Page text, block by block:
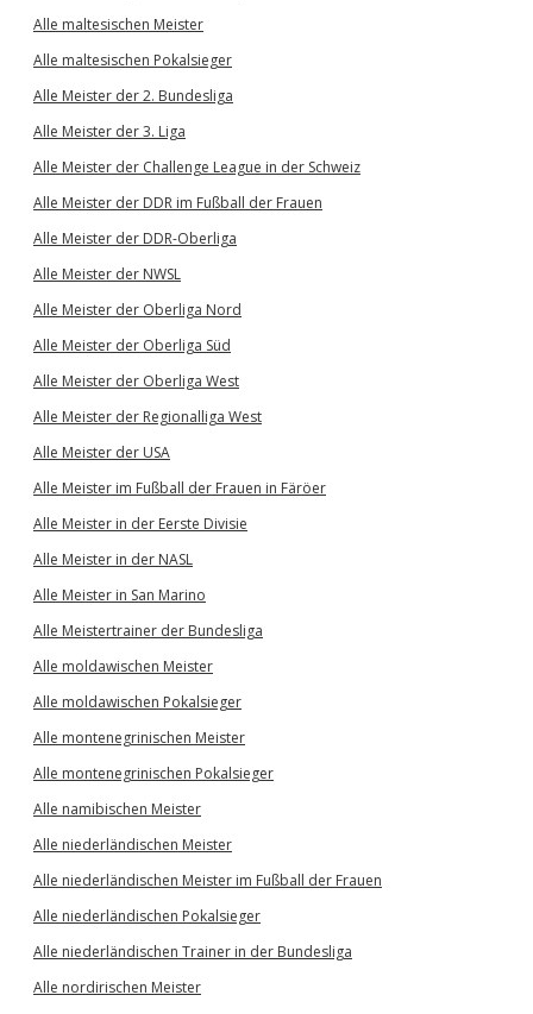
Alle maltesischen Meister
Alle maltesischen Pokalsieger
Alle Meister der 2. Bundesliga
Alle Meister der 3. Liga
Alle Meister der Challenge League in der Schweiz
Alle Meister der DDR im Fußball der Frauen
Alle Meister der DDR-Oberliga
Alle Meister der NWSL
Alle Meister der Oberliga Nord
Alle Meister der Oberliga Süd
Alle Meister der Oberliga West
Alle Meister der Regionalliga West
Alle Meister der USA
Alle Meister im Fußball der Frauen in Färöer
Alle Meister in der Eerste Divisie
Alle Meister in der NASL
Alle Meister in San Marino
Alle Meistertrainer der Bundesliga
Alle moldawischen Meister
Alle moldawischen Pokalsieger
Alle montenegrinischen Meister
Alle montenegrinischen Pokalsieger
Alle namibischen Meister
Alle niederländischen Meister
Alle niederländischen Meister im Fußball der Frauen
Alle niederländischen Pokalsieger
Alle niederländischen Trainer in der Bundesliga
Alle nordirischen Meister